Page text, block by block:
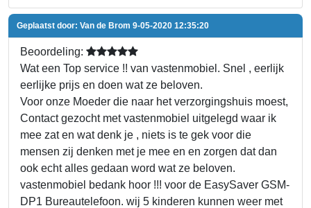
Geplaatst door: Van de Brom 9-05-2020 12:35:20
Beoordeling:
Wat een Top service !! van vastenmobiel. Snel , eerlijk
eerlijke prijs en doen wat ze beloven.
Voor onze Moeder die naar het verzorgingshuis moest,
Contact gezocht met vastenmobiel uitgelegd waar ik
mee zat en wat denk je , niets is te gek voor die
mensen zij denken met je mee en en zorgen dat dan
ook echt alles gedaan word wat ze beloven.
vastenmobiel bedank hoor !!! voor de EasySaver GSM-
DP1 Bureautelefoon. wij 5 kinderen kunnen weer met